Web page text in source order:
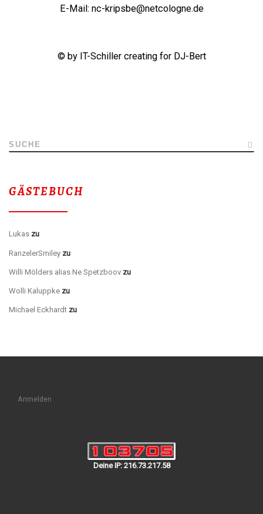
E-Mail: nc-kripsbe@netcologne.de
© by IT-Schiller creating for DJ-Bert
SUCHE
GÄSTEBUCH
Lukas zu
RanzelerSmiley zu
Willi Mölders alias Ne Spetzboov zu
Wolli Kaluppke zu
Michael Eckhardt zu
Anmelden
Deine IP: 216.73.217.58